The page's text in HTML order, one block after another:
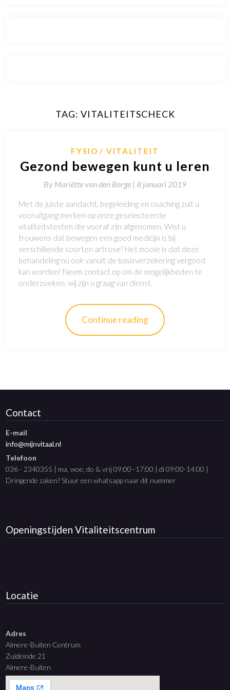
TAG: VITALITEITSCHECK
FYSIO VITALITEIT
Gezond bewegen kunt u leren
By Mariëtte van den Berge | 8 januari 2019
Met de juiste aandacht, begeleiding en coaching zult u
vooruitgang merken op onze geselecteerde
vitaliteitstesten die vooraf zijn afgenomen. Wist u
trouwens dat bewegen een goed medicijn is bij
verschillende soorten artrose? Het mooie is dat deze
behandeling nu ook vanuit de basisverzekering vergoed
kan worden! Neem contact op om de mogelijkheden te
onderzoeken, wij zijn u graag van dienst.
Continue reading
Contact
E-mail
info@mijnvitaal.nl
Telefoon
036 - 2340355 | ma, woe, do & vrij 09:00–17:00 | di 09:00-14:00 |
Dringende zaken? Stuur een whatsapp naar dit nummer
OpeningstijdenVitaliteitscentrum
Locatie
Adres
Almere-Buiten Centrum
Zuideinde 21
Almere-Buiten